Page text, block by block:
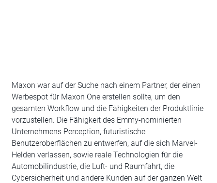
Maxon war auf der Suche nach einem Partner, der einen
Werbespot für Maxon One erstellen sollte, um den
gesamten Workflow und die Fähigkeiten der Produktlinie
vorzustellen. Die Fähigkeit des Emmy-nominierten
Unternehmens Perception, futuristische
Benutzeroberflächen zu entwerfen, auf die sich Marvel-
Helden verlassen, sowie reale Technologien für die
Automobilindustrie, die Luft- und Raumfahrt, die
Cybersicherheit und andere Kunden auf der ganzen Welt